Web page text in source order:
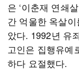
은 ‘이춘재 연쇄
간 억울한 옥살
았다. 1992년 유
고인은 집행유예
하다 요절했다.